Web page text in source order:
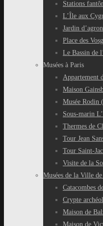
Stations
L’Île aux
Jardin
Place des
Le Bassin de
Musées à Paris
Appartement
Maison
Musée Rodin
Sous-marin
Thermes de
Tour Jean
Tour Saint-
Visite de la
Musées de la Ville
Catacombes
Crypte
Maison de
Maison de